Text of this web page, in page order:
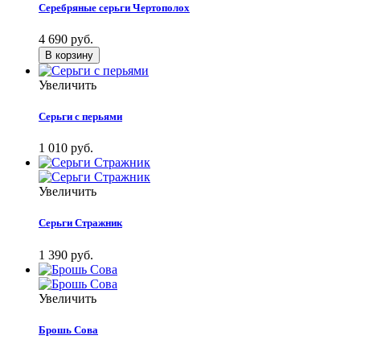
Серебряные серьги Чертополох
4 690 руб.
Увеличить
Серьги с перьями
1 010 руб.
Увеличить
Серьги Стражник
1 390 руб.
Увеличить
Брошь Сова